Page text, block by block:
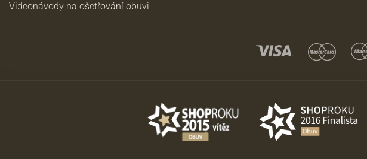
Videonávody na ošetřování obuvi